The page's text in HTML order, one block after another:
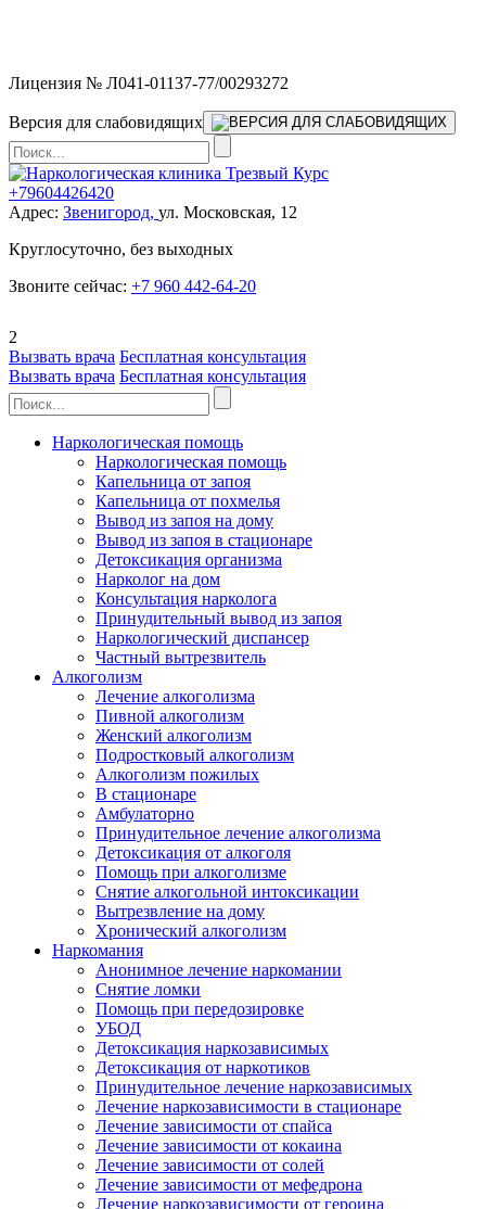
Лицензия № Л041-01137-77/00293272
Версия для слабовидящих
+79604426420
Адрес: Звенигород, ул. Московская, 12
Круглосуточно, без выходных
Звоните сейчас: +7 960 442-64-20
2
Вызвать врача Бесплатная консультация
Вызвать врача Бесплатная консультация
Наркологическая помощь
Наркологическая помощь
Капельница от запоя
Капельница от похмелья
Вывод из запоя на дому
Вывод из запоя в стационаре
Детоксикация организма
Нарколог на дом
Консультация нарколога
Принудительный вывод из запоя
Наркологический диспансер
Частный вытрезвитель
Алкоголизм
Лечение алкоголизма
Пивной алкоголизм
Женский алкоголизм
Подростковый алкоголизм
Алкоголизм пожилых
В стационаре
Амбулаторно
Принудительное лечение алкоголизма
Детоксикация от алкоголя
Помощь при алкоголизме
Снятие алкогольной интоксикации
Вытрезвление на дому
Хронический алкоголизм
Наркомания
Анонимное лечение наркомании
Снятие ломки
Помощь при передозировке
УБОД
Детоксикация наркозависимых
Детоксикация от наркотиков
Принудительное лечение наркозависимых
Лечение наркозависимости в стационаре
Лечение зависимости от спайса
Лечение зависимости от кокаина
Лечение зависимости от солей
Лечение зависимости от мефедрона
Лечение наркозависимости от героина